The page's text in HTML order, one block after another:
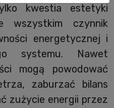
kwestia estetyki
wszystkim czynnik
energetycznej i
systemu. Nawet
mogą powodować
zaburzać bilans
zużycie energii przez